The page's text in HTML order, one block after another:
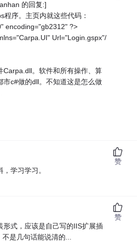
的回复:]
程序。主页内就这些代码：
encoding="gb2312" ?>
Url="Login.gspx"/
Carpa.dll。软件和所有操作、算
市c#做的dll。不知道这是怎么做
学习学习。
赞
形式，应该是自己写的IIS扩展插
是几句话能说清的...
赞